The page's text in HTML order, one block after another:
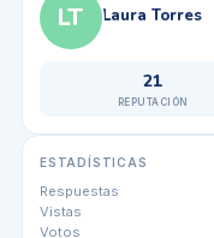
LT Laura Torres
21
REPUTACIÓN
ESTADÍSTICAS
Respuestas
Vistas
Votos